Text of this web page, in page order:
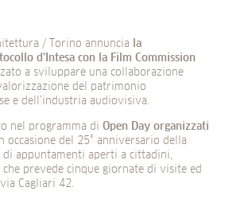
/ Torino annuncia la
d’Intesa con la Film Commission
a sviluppare una collaborazione
del patrimonio
e dell’industria audiovisiva.
nel programma di Open Day organizzati
occasione del 25° anniversario della
appuntamenti aperti a cittadini,
prevede cinque giornate di visite ed
Cagliari 42.